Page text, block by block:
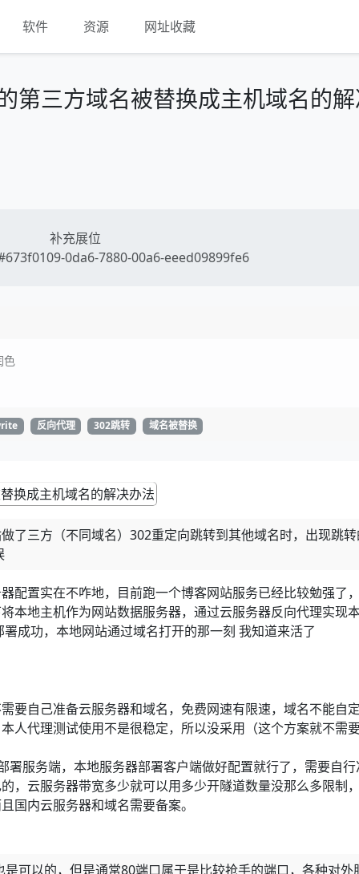
软件 资源 网址收藏
第三方域名被替换成主机域名的
补充展位
0da6-7880-00a6-eeed09899fe6
色
反向代理 302跳转 域名被替换
了三方（不同域名）302重定向跳转到其他域名时，出现跳转
配置实在不咋地，目前跑一个博客网站服务已经比较勉强了
本地主机作为网站数据服务器，通过云服务器反向代理实现
成功，本地网站通过域名打开的那一刻 我知道来活了
要自己准备云服务器和域名，免费网速有限速，域名不能自定
人代理测试使用不是很稳定，所以没采用（这个方案就不需
署服务端，本地服务器部署客户端做好配置就行了，需要自
，云服务器带宽多少就可以用多少开隧道数量没那么多限制
国内云服务器和域名需要备案。
可以的，但是通常80端口属于是比较抢手的端口，各种对外